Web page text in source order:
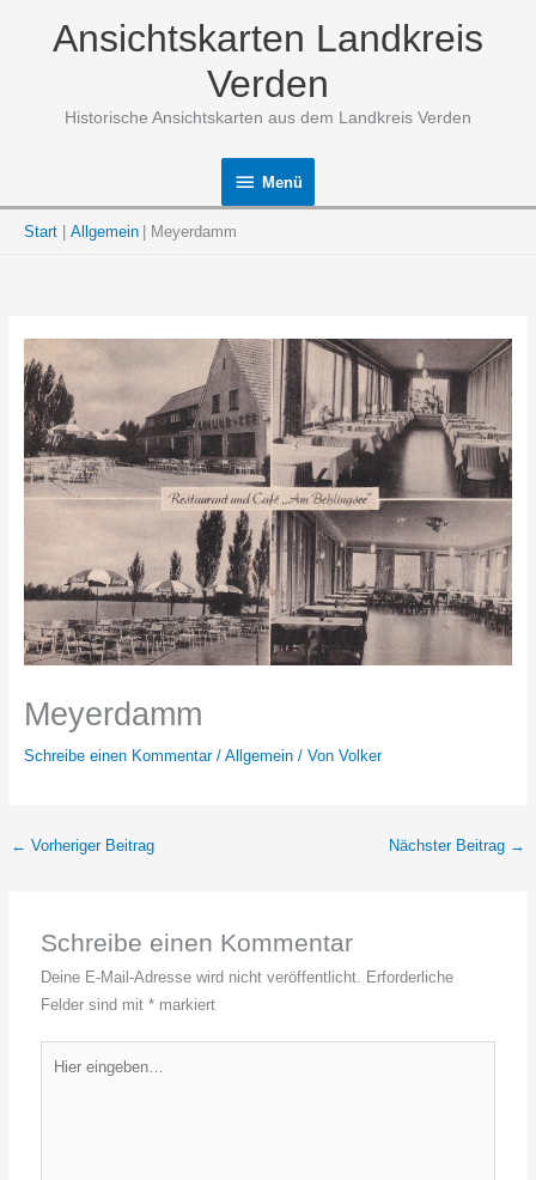
Ansichtskarten Landkreis
Verden
Historische Ansichtskarten aus dem Landkreis Verden
Menü
Menü
Start Allgemein Meyerdamm
Meyerdamm
Schreibe einen Kommentar / Allgemein/ Von Volker
← Vorheriger Beitrag Nächster Beitrag →
Schreibe einen Kommentar
Deine E-Mail-Adresse wird nicht veröffentlicht. Erforderliche
Felder sind mit* markiert
eingeben…